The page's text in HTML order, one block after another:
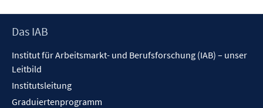
Footer
Das IAB
Institut für Arbeitsmarkt- und Berufsforschung (IAB) – unser
Leitbild
Institutsleitung
Graduiertenprogramm